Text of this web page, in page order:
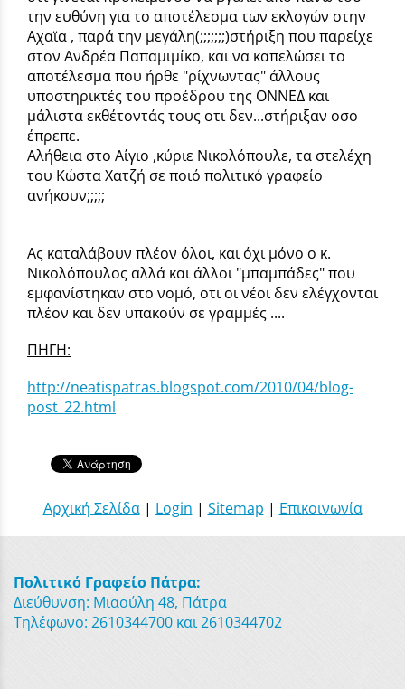
την ευθύνη για το αποτέλεσμα των εκλογών στην
Αχαϊα , παρά την μεγάλη(;;;;;;;)στήριξη που παρείχε
στον Ανδρέα Παπαμιμίκο, και να καπελώσει το
αποτέλεσμα που ήρθε "ρίχνωντας" άλλους
υποστηρικτές του προέδρου της ΟΝΝΕΔ και
μάλιστα εκθέτοντάς τους οτι δεν...στήριξαν οσο
έπρεπε.
Αλήθεια στο Αίγιο ,κύριε Νικολόπουλε, τα στελέχη
του Κώστα Χατζή σε ποιό πολιτικό γραφείο
ανήκουν;;;;;
Ας καταλάβουν πλέον όλοι, και όχι μόνο ο κ.
Νικολόπουλος αλλά και άλλοι "μπαμπάδες" που
εμφανίστηκαν στο νομό, οτι οι νέοι δεν ελέγχονται
πλέον και δεν υπακούν σε γραμμές ....
ΠΗΓΗ:
http://neatispatras.blogspot.com/2010/04/blog-
post_22.html
Αρχική Σελίδα| Login | Sitemap | Επικοινωνία
Πολιτικό Γραφείο Πάτρα:
Διεύθυνση: Μιαούλη 48, Πάτρα
Τηλέφωνο: 2610344700 και 2610344702